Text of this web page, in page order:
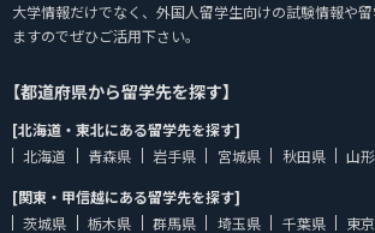
大学情報だけでなく、外国人留学生向けの試験情報や
ますのでぜひご活用下さい。
【都道府県から留学先を探す】
[北海道・東北にある留学先を探す]
北海道
青森県 岩手県 宮城県 秋田県 山
[関東・甲信越にある留学先を探す]
茨城県
栃木県 群馬県 埼玉県 千葉県 東